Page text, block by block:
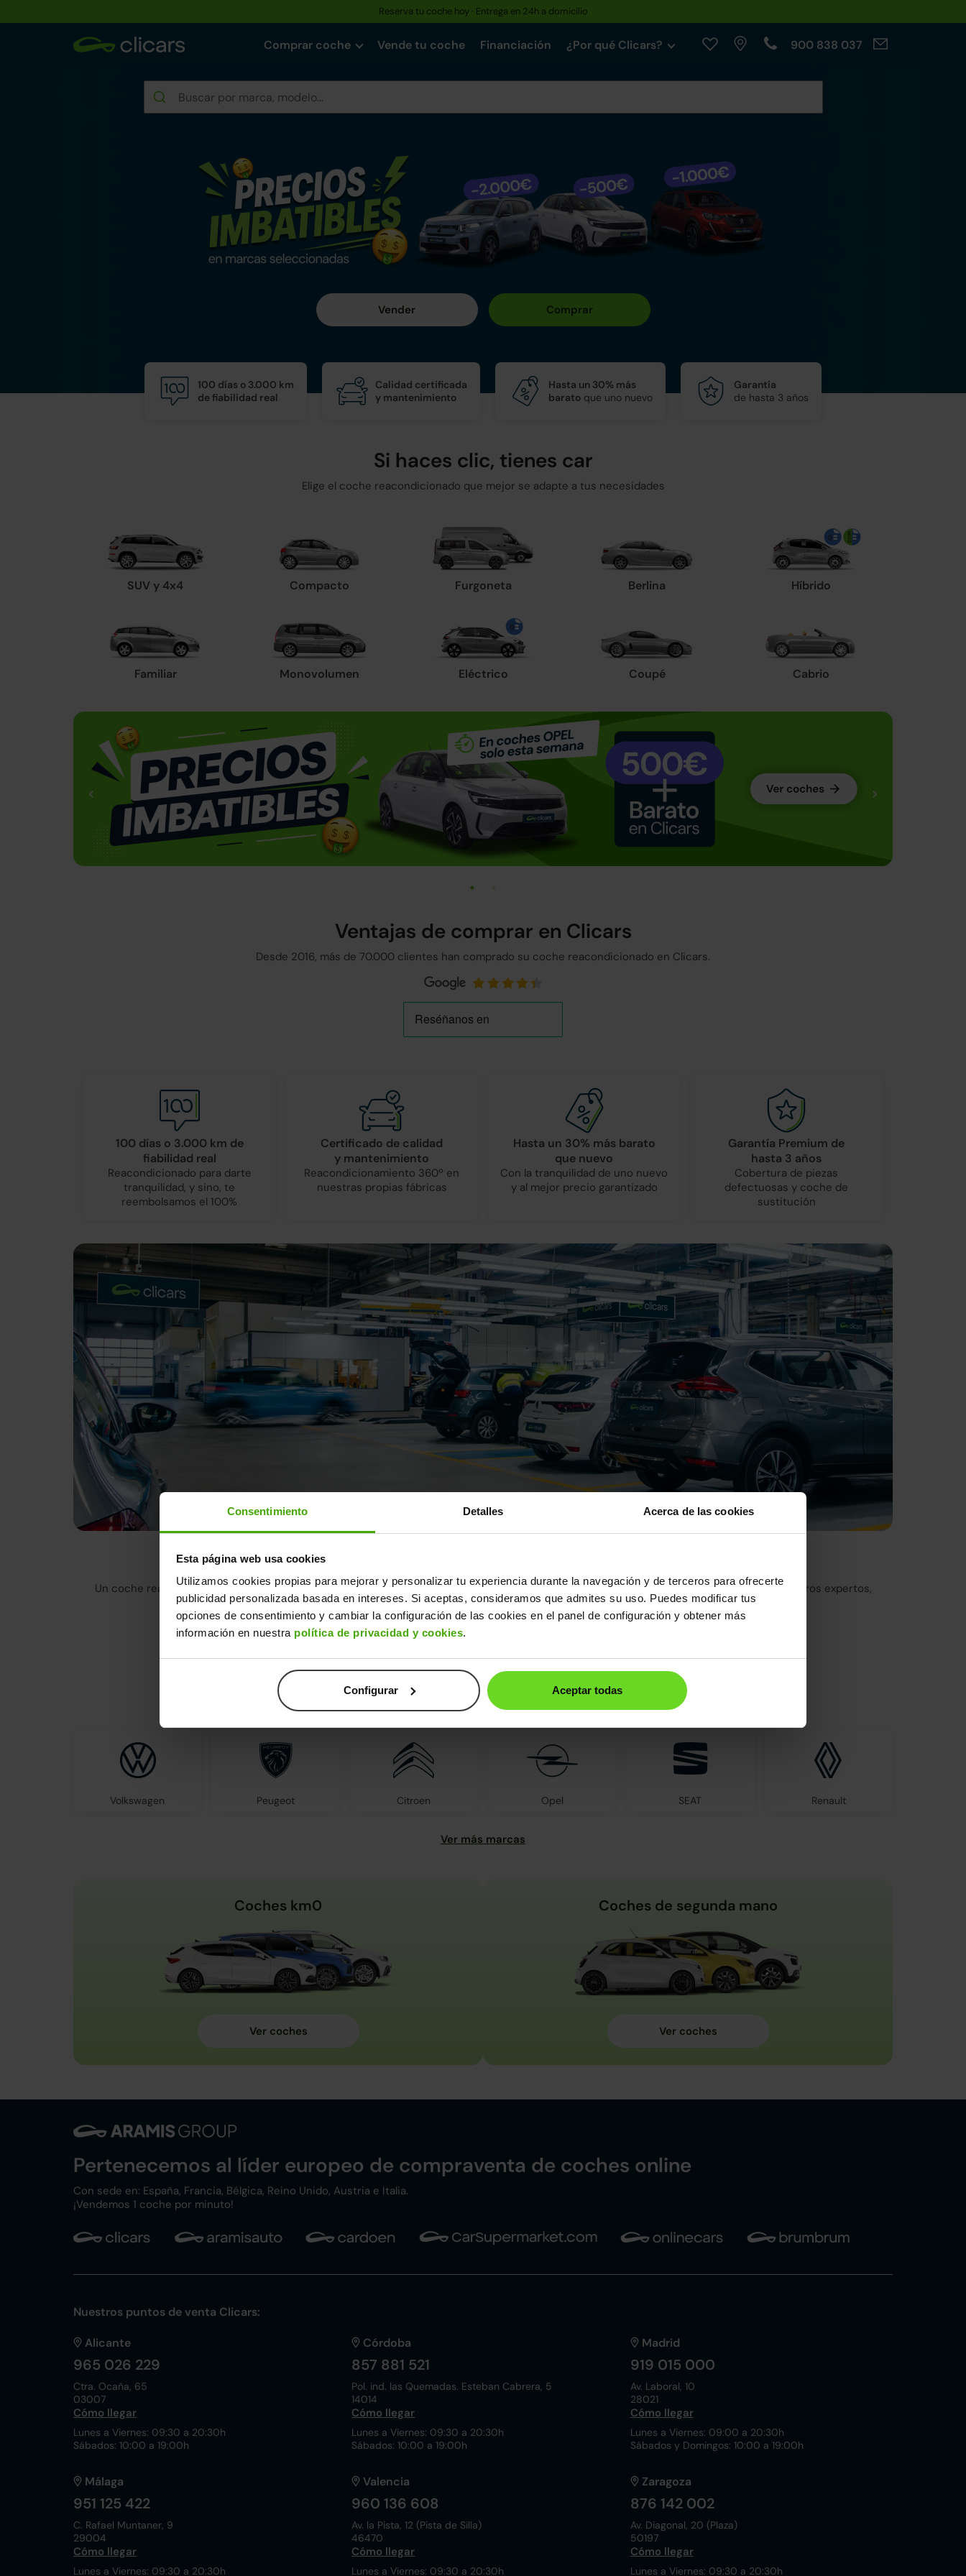
Consentimiento Detalles Acerca de las cookies
Esta página web usa cookies
Utilizamos cookies propias para mejorar y personalizar tu experiencia durante la navegación y de terceros para ofrecerte
publicidad personalizada basada en intereses. Si aceptas, consideramos que admites su uso. Puedes modificar tus
opciones de consentimiento y cambiar la configuración de las cookies en el panel de configuración y obtener más
información en nuestra política de privacidad y cookies.
Configurar Aceptar todas
Reserva tu coche hoy · Entrega en 24h a domicilio
Comprar coche Vende tu coche Financiación ¿Por qué Clicars? 900 838 037
Rebajas de verano en Clicars
100 días o 3.000 km
de fiabilidad real
Calidad certificada
y mantenimiento
Hasta un 30% más
barato que uno nuevo
Garantía
de hasta 3 años
Si haces clic, tienes car
Elige el coche reacondicionado que mejor se adapte a tus necesidades
SUV y 4x4 Compacto Furgoneta Berlina Híbrido
Familiar Monovolumen Eléctrico Coupé Cabrio
Ventajas de comprar en Clicars
Desde 2016, más de 70.000 clientes han comprado su coche reacondicionado en Clicars.
100 días o 3.000 km de
fiabilidad real
Reacondicionado para darte
tranquilidad, y sino, te
reembolsamos el 100%
Certificado de calidad
y mantenimiento
Reacondicionamiento 360º en
nuestras propias fábricas
Hasta un 30% más barato
que nuevo
Con la tranquilidad de uno nuevo
y al mejor precio garantizado
Garantía Premium de
hasta 3 años
Cobertura de piezas
defectuosas y coche de
sustitución
Tenemos la mayor fábrica de reacondicionamiento de Europa
Un coche reacondicionado en Clicars no es un coche de segunda mano "como cualquier otro": supera una meticulosa inspección por nuestros expertos,
cumple con los estándares del fabricante y se reacondiciona en nuestra fábrica de Madrid.
En Clicars encontrarás todas las marcas del mercado
Volkswagen Peugeot Citroen Opel SEAT Renault
Coches km0 Coches de segunda mano
Pertenecemos al líder europeo de compraventa de coches online
Con sede en: España, Francia, Bélgica, Reino Unido, Austria e Italia.
¡Vendemos 1 coche por minuto!
Nuestros puntos de venta Clicars:
Alicante
965 026 229
Ctra. Ocaña, 65
03007
Cómo llegar
Lunes a Viernes: 09:30 a 20:30h
Sábados: 10:00 a 19:00h
Córdoba
857 881 521
Pol. ind. las Quemadas. Esteban Cabrera, 5
14014
Cómo llegar
Lunes a Viernes: 09:30 a 20:30h
Sábados: 10:00 a 19:00h
Madrid
919 015 000
Av. Laboral, 10
28021
Cómo llegar
Lunes a Viernes: 09:00 a 20:30h
Sábados y Domingos: 10:00 a 19:00h
Málaga
951 125 422
C. Rafael Muntaner, 9
29004
Cómo llegar
Lunes a Viernes: 09:30 a 20:30h
Valencia
960 136 608
Av. la Pista, 12 (Pista de Silla)
46470
Cómo llegar
Lunes a Viernes: 09:30 a 20:30h
Zaragoza
876 142 002
Av. Diagonal, 20 (Plaza)
50197
Cómo llegar
Lunes a Viernes: 09:30 a 20:30h